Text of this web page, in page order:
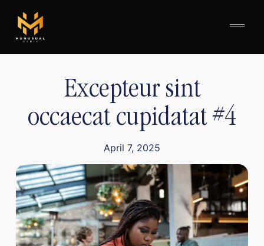
Excepteur sint
occaecat cupidatat #4
April 7, 2025